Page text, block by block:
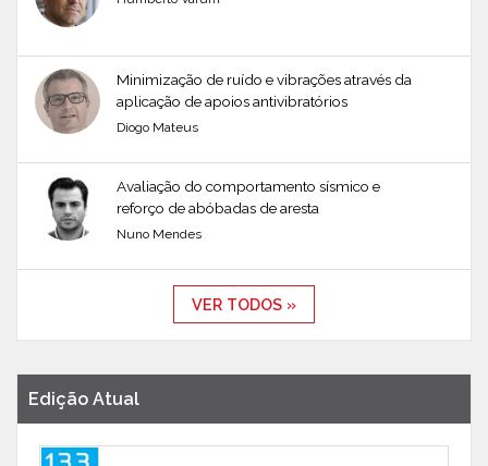
Minimização de ruído e vibrações através da
aplicação de apoios antivibratórios
Diogo Mateus
Avaliação do comportamento sísmico e
reforço de abóbadas de aresta
Nuno Mendes
VER TODOS »
Edição Atual